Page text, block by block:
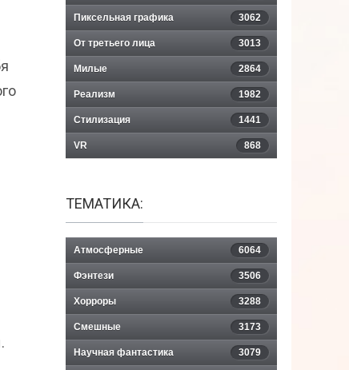
Пиксельная графика 3062
От третьего лица 3013
Милые 2864
Реализм 1982
Стилизация 1441
VR 868
ТЕМАТИКА:
Атмосферные 6064
Фэнтези 3506
Хорроры 3288
Смешные 3173
Научная фантастика 3079